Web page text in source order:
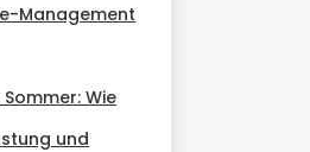
Management
Wie
und